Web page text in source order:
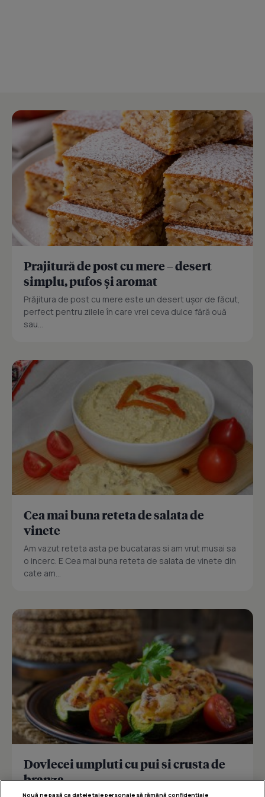
Prajitură de post cu mere – desert
simplu, pufos și aromat
Prăjitura de post cu mere este un desert ușor de făcut,
perfect pentru zilele în care vrei ceva dulce fără ouă
sau...
Cea mai buna reteta de salata de
vinete
Am vazut reteta asta pe bucataras si am vrut musai sa
o incerc. E Cea mai buna reteta de salata de vinete din
cate am...
Dovlecei umpluti cu pui si crusta de
branza
Nouă ne pasă ca datele tale personale să rămână confidențiale